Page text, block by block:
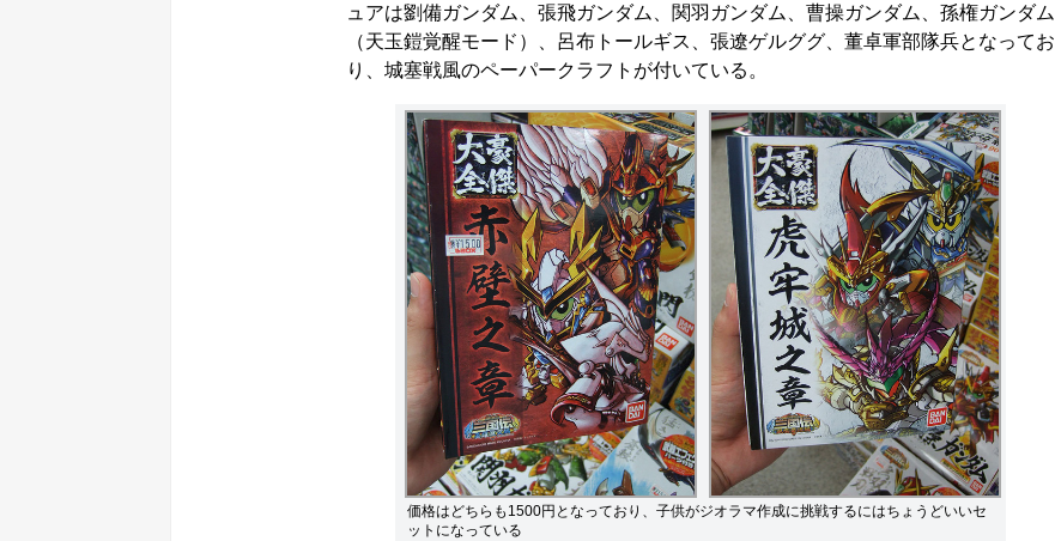
ュアは劉備ガンダム、張飛ガンダム、関羽ガンダム、曹操ガンダム、孫権ガンダム
（天玉鎧覚醒モード）、呂布トールギス、張遼ゲルググ、董卓軍部隊兵となってお
り、城塞戦風のペーパークラフトが付いている。
価格はどちらも1500円となっており、子供がジオラマ作成に挑戦するにはちょうどいいセ
ットになっている